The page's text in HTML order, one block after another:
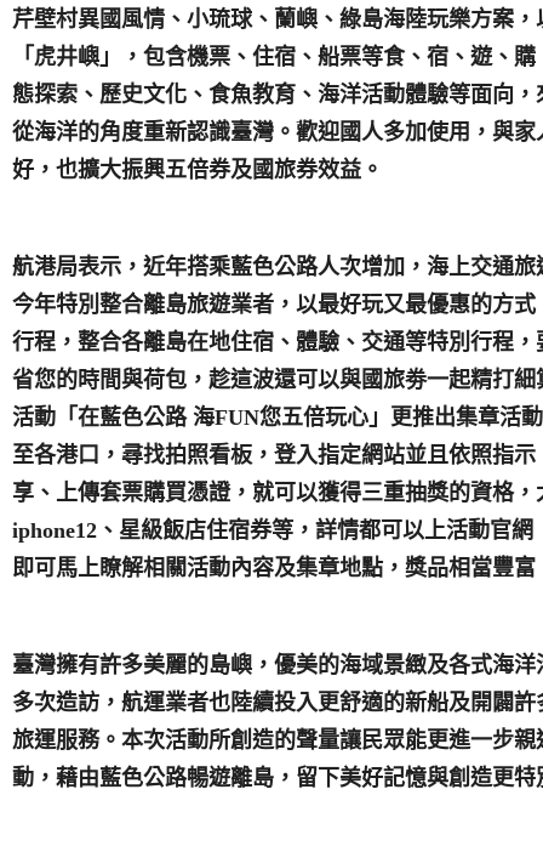
芹壁村異國風情、小琉球、蘭嶼、綠島海陸玩樂方案
「虎井嶼」，包含機票、住宿、船票等食、宿、遊、
態探索、歷史文化、食魚教育、海洋活動體驗等面向
從海洋的角度重新認識臺灣。 歡迎國人多加使用，與
好，也擴大振興五倍券及國旅券效益。
航港局表示，近年搭乘藍色公路人次增加，海上交通旅
今年特別整合離島旅遊業者，以最好玩又最優惠的方式
行程，整合各離島在地住宿、體驗、交通等特別行程
省您的時間與荷包，趁這波還可以與國旅劵一起精打
活動「在藍色公路 海FUN您五倍玩心」更推出集章活
至各港口，尋找拍照看板，登入指定網站並且依照指
享、上傳套票購買憑證，就可以獲得三重抽獎的資格
iphone12 、星級飯店住宿券等，詳情都可以上活動官網
即可馬上瞭解相關活動內容及集章地點，獎品相當豐富
臺灣擁有許多美麗的島嶼，優美的海域景緻及各式海洋
多次造訪 ，航運業者也陸續投入更舒適的新船及開闢
旅運服務。本次活動所創造的聲量讓民眾能更進一步親
動，藉由藍色公路暢遊離島，留下美好記憶與創造更